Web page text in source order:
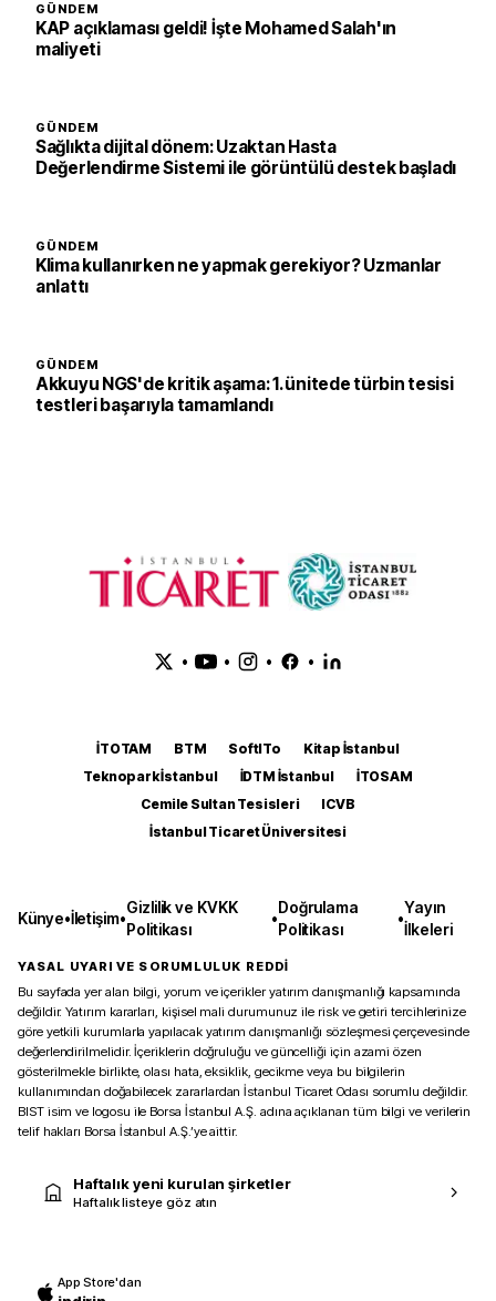
GÜNDEM
KAP açıklaması geldi! İşte Mohamed Salah'ın
maliyeti
GÜNDEM
Sağlıkta dijital dönem: Uzaktan Hasta
Değerlendirme Sistemi ile görüntülü destek başladı
GÜNDEM
Klima kullanırken ne yapmak gerekiyor? Uzmanlar
anlattı
GÜNDEM
Akkuyu NGS'de kritik aşama: 1. ünitede türbin tesisi
testleri başarıyla tamamlandı
• • • •
İTOTAM BTM SoftITo
Kitap İstanbul
Teknopark İstanbul
İDTM İstanbul
İTOSAM
Cemile Sultan Tesisleri
ICVB
İstanbul Ticaret Üniversitesi
Künye•İletişim•
Gizlilik ve KVKK
Politikası
•
Doğrulama
Politikası
•
Yayın
İlkeleri
YASAL UYARI VE SORUMLULUK REDDİ
Bu sayfada yer alan bilgi, yorum ve içerikler yatırım danışmanlığı kapsamında
değildir. Yatırım kararları, kişisel mali durumunuz ile risk ve getiri tercihlerinize
göre yetkili kurumlarla yapılacak yatırım danışmanlığı sözleşmesi çerçevesinde
değerlendirilmelidir. İçeriklerin doğruluğu ve güncelliği için azami özen
gösterilmekle birlikte, olası hata, eksiklik, gecikme veya bu bilgilerin
kullanımından doğabilecek zararlardan İstanbul Ticaret Odası sorumlu değildir.
BIST isim ve logosu ile Borsa İstanbul A.Ş. adına açıklanan tüm bilgi ve verilerin
telif hakları Borsa İstanbul A.Ş.’ye aittir.
Haftalık yeni kurulan şirketler
Haftalık listeye göz atın
App Store'dan